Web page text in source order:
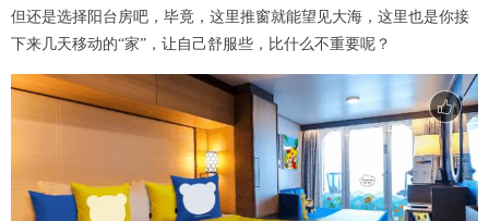
但还是选择阳台房吧，毕竟，这里推窗就能望见大海，这里也是你接
下来几天移动的“家”，让自己舒服些，比什么不重要呢？